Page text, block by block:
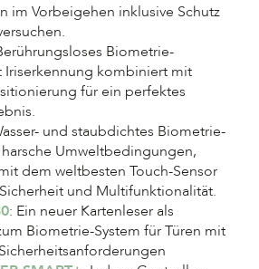
im Vorbeigehen inklusive Schutz
Biometrie-
Iriserkennung kombiniert mit
für ein perfektes
und staubdichtes Biometrie-
Umweltbedingungen,
dem weltbesten Touch-Sensor
und Multifunktionalität.
: Ein neuer Kartenleser als
Biometrie-System für Türen mit